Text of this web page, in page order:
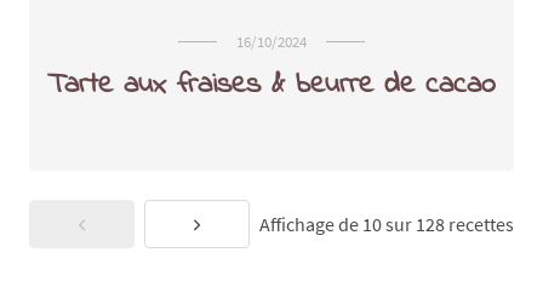
16/10/2024
Tarte aux fraises & beurre de cacao
Affichage de 10 sur 128 recettes